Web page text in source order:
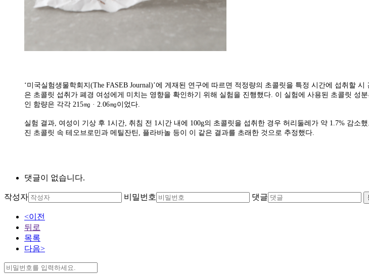
‘미국실험생물학회지(The FASEB Journal)’에 게재된 연구에 따르면 적정량의 초콜릿을 특정 시간에 섭취할
은 초콜릿 섭취가 폐경 여성에게 미치는 영향을 확인하기 위해 실험을 진행했다. 이 실험에 사용된 초콜릿 성
인 함량은 각각 215㎎ · 2.06㎎이었다.
실험 결과, 여성이 기상 후 1시간, 취침 전 1시간 내에 100g의 초콜릿을 섭취한 경우 허리둘레가 약 1.7% 감
진 초콜릿 속 테오브로민과 메틸잔틴, 플라바놀 등이 이 같은 결과를 초래한 것으로 추정했다.
댓글이 없습니다.
작성자 비밀번호 댓글
<이전
뒤로
목록
다음>